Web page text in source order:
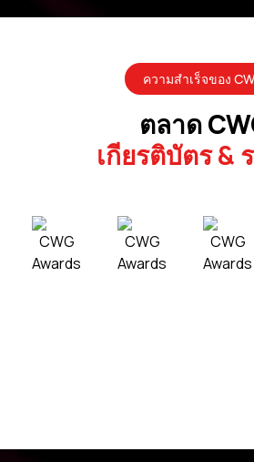
ความสำเร็จของ
ตลาด
เกียรติบัตร &